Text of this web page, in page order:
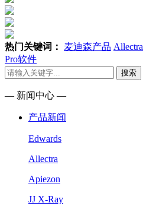
热门关键词： 麦迪森产品 Allectra
Pro软件
搜索
— 新闻中心 —
产品新闻
Edwards
Allectra
Apiezon
JJ X-Ray